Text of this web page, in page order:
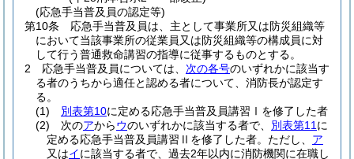
(応急手当普及員の認定等)
第10条
応急手当普及員は、主として事業所又は防災組織等
において当該事業所の従業員又は防災組織等の構成員に対
して行う普通救命講習の指導に従事するものとする。
2
応急手当普及員については、 次の各号のいずれかに該当す
る者のうちから適任と認める者について、消防長が認定す
る。
(1)
別表第10に定める応急手当普及員講習Ⅰを修了した者
(2)
次のアからウのいずれかに該当する者で、 別表第11 に
定める応急手当普及員講習Ⅱを修了した者。 ただし、 ア
又はイに該当する者で、過去2年以内に消防機関に在職し